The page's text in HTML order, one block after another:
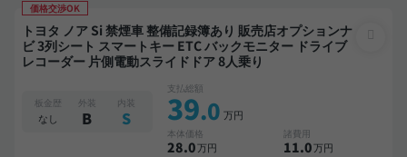
価格交渉OK
トヨタ ノア Si 禁煙車 整備記録簿あり 販売店オプションナ
ビ 3列シート スマートキー ETC バックモニター ドライブ
レコーダー 片側電動スライドドア 8人乗り
板金歴
なし
外装
B
内装
S
支払総額
39.0 万円
本体価格
28.0万円
諸費用
11.0万円